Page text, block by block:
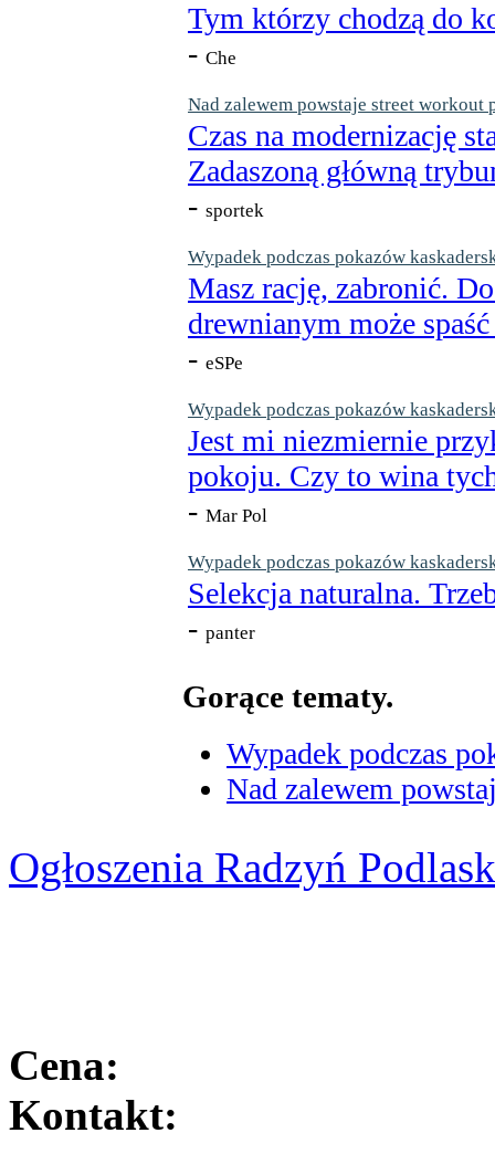
Tym którzy chodzą do
- Che
Nad zalewem powstaje street workout
Czas na modernizację
Zadaszoną główną
- sportek
Wypadek podczas pokazów
Masz rację, zabronić.
drewnianym może
- eSPe
Wypadek podczas pokazów
Jest mi niezmiernie
pokoju. Czy to wina
- Mar Pol
Wypadek podczas pokazów
Selekcja naturalna.
- panter
Gorące tematy.
Wypadek podczas
Nad zalewem
Ogłoszenia Radzyń
Cena:
Kontakt: